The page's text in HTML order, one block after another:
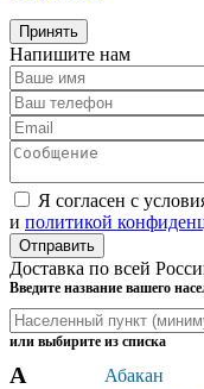
Принять
Напишите нам
Я согласен c
и политикой
Доставка по всей
Введите название вашего
или выбирите из списка
А
Абакан